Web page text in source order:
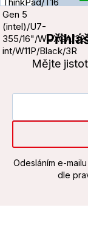
Mějte
Odesláním e-
dle